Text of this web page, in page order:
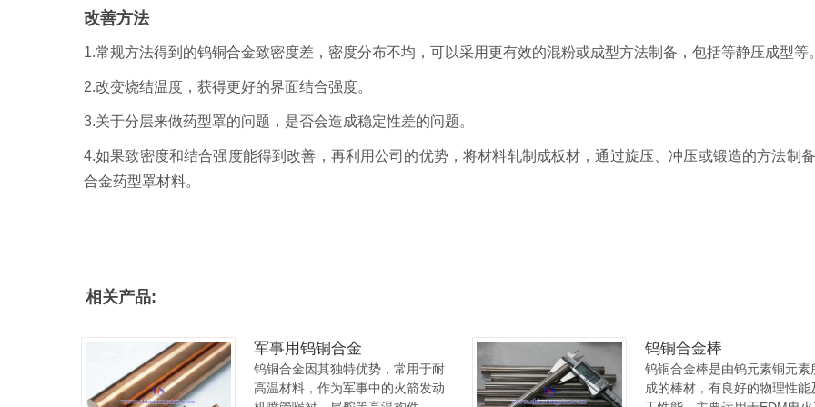
改善方法
1.常规方法得到的钨铜合金致密度差，密度分布不均，可以采用更有效的混粉或成型方法制备，包括等静压成型等。
2.改变烧结温度，获得更好的界面结合强度。
3.关于分层来做药型罩的问题，是否会造成稳定性差的问题。
4.如果致密度和结合强度能得到改善，再利用公司的优势，将材料轧制成板材，通过旋压、冲压或锻造的方法制
合金药型罩材料。
相关产品:
军事用钨铜合金
钨铜合金因其独特优势，常用于耐
高温材料，作为军事中的火箭发动
钨铜合金棒
钨铜合金棒是由钨元素铜元素
成的棒材，有良好的物理性能